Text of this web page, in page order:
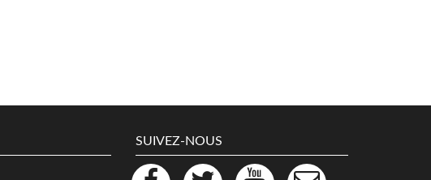
SUIVEZ-NOUS